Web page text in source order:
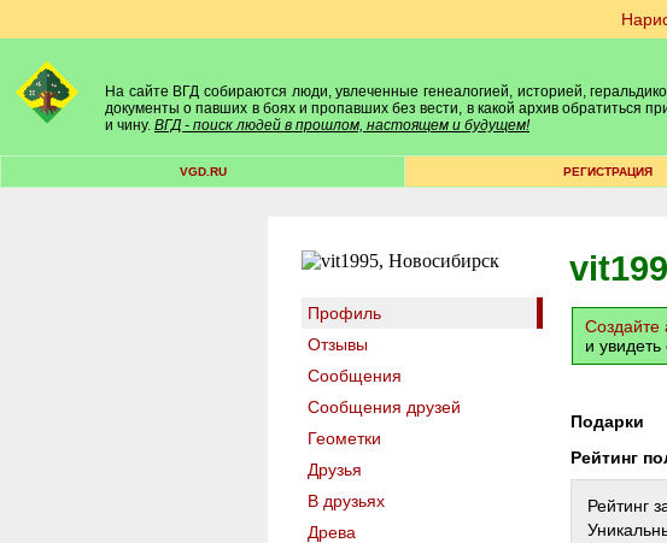
На сайте ВГД собираются люди, увлеченные генеалогией, историей,
документы о павших в боях и пропавших без вести, в какой архив обратиться
и чину. ВГД - поиск людей в прошлом, настоящем и будущем!
VGD.RU РЕГИСТРАЦИЯ
Профиль
Отзывы
Сообщения
Сообщения друзей
Геометки
Друзья
В друзьях
Древа
Создайте
и
Подарки
Рейтинг
Рейтинг